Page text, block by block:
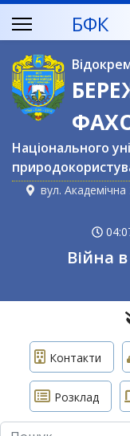
БФК
Національного
вул.
Війна
Контакти
Розклад
Пошук